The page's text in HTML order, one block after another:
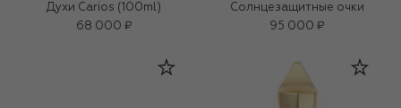
Духи Carios (100ml)
68 000 ₽
Солнцезащитные очки
95 000 ₽